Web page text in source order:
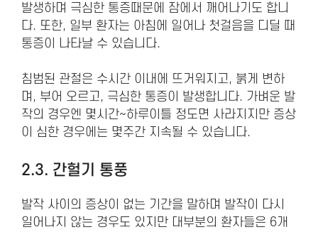
발생하며 극심한 통증때문에 잠에서 깨어나기도 합니
다. 또한, 일부 환자는 아침에 일어나 첫걸음을 디딜 때
통증이 나타날 수 있습니다.
침범된 관절은 수시간 이내에 뜨거워지고, 붉게 변하
며, 부어 오르고, 극심한 통증이 발생합니다. 가벼운 발
작의 경우엔 몇시간~하루이틀 정도면 사라지지만 증상
이 심한 경우에는 몇주간 지속될 수 있습니다.
2.3. 간헐기 통풍
발작 사이의 증상이 없는 기간을 말하며 발작이 다시
일어나지 않는 경우도 있지만 대부분의 환자들은 6개